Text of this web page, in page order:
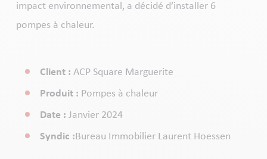
impact environnemental, a décidé d’installer 6
pompes à chaleur.
Client : ACP Square Marguerite
Produit : Pompes à chaleur
Date : Janvier 2024
Syndic :Bureau Immobilier Laurent Hoessen